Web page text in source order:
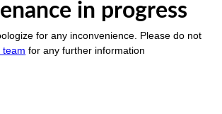
in progress
for any inconvenience. Please do not
team for any further information